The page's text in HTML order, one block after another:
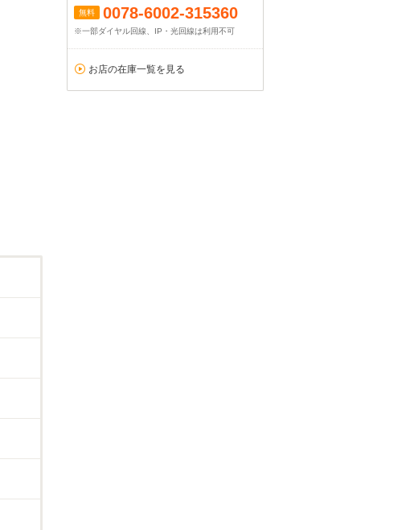
無料 0078-6002-315360
※一部ダイヤル回線、IP・光回線は利用不可
お店の在庫一覧を見る